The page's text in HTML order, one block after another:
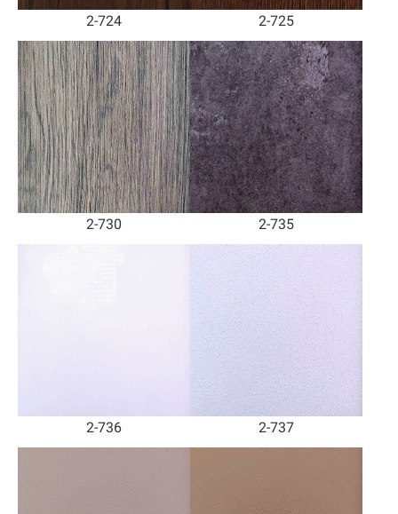
2-724 2-725
2-730 2-735
2-736 2-737